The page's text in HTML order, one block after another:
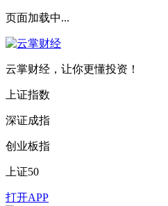
页面加载中...
云掌财经，让你更懂投资！
上证指数
深证成指
创业板指
上证50
打开APP